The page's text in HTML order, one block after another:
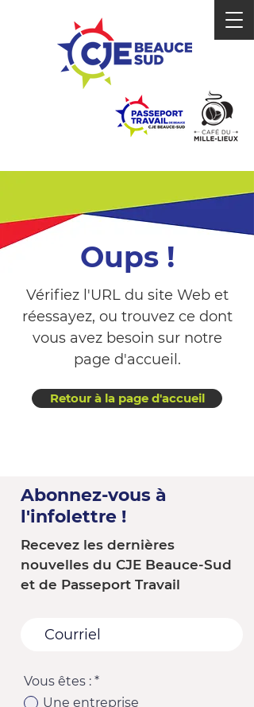
Oups !
Vérifiez l'URL du site Web et
réessayez, ou trouvez ce dont
vous avez besoin sur notre
page d'accueil.
Retour à la page d'accueil
Abonnez-vous à
l'infolettre !
Recevez les dernières
nouvelles du CJE Beauce-Sud
et de Passeport Travail
Vous êtes : *
Une entreprise